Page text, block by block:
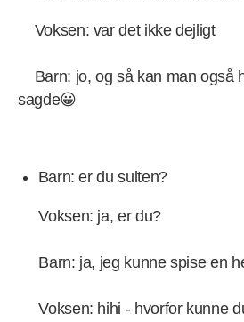
Voksen: var det ikke dejligt
Barn: jo, og så kan man også
sagde😀
Barn: er du sulten?
Voksen: ja, er du?
Barn: ja, jeg kunne spise en
Voksen: hihi - hvorfor kunne